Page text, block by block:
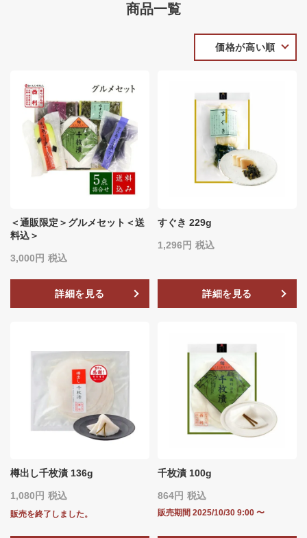
商品一覧
価格が高い順
＜通販限定＞グルメセット＜送
料込＞
3,000 税込
詳細を見る
すぐき 229g
1,296 税込
詳細を見る
樽出し千枚漬 136g
1,080 税込
販売を終了しました。
千枚漬 100g
864 税込
販売期間 2025/10/30 9:00 〜